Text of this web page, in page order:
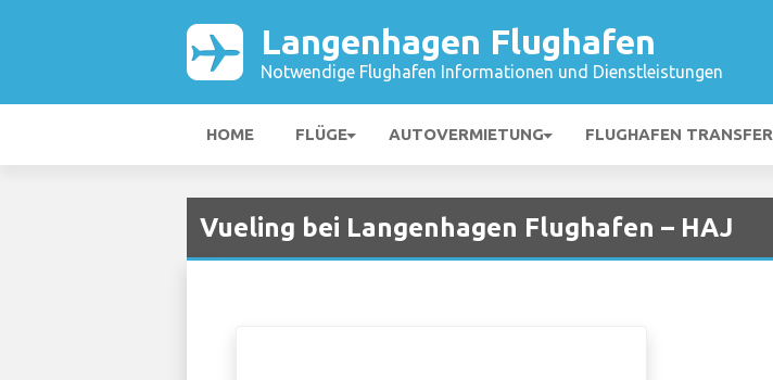
Langenhagen Flughafen
Notwendige Flughafen Informationen und Dienstleistungen
HOME FLÜGE AUTOVERMIETUNG FLUGHAFEN
Vueling bei Langenhagen Flughafen – HAJ